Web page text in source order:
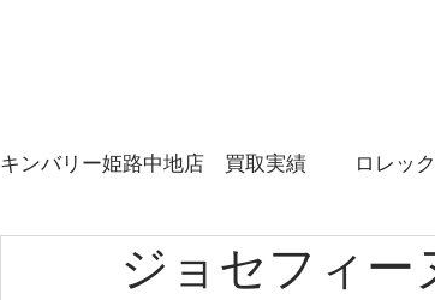
キンバリー姫路中地店 買取実績 ロレッ
エルメス カルティエ ブルガリ
ジョセフィー